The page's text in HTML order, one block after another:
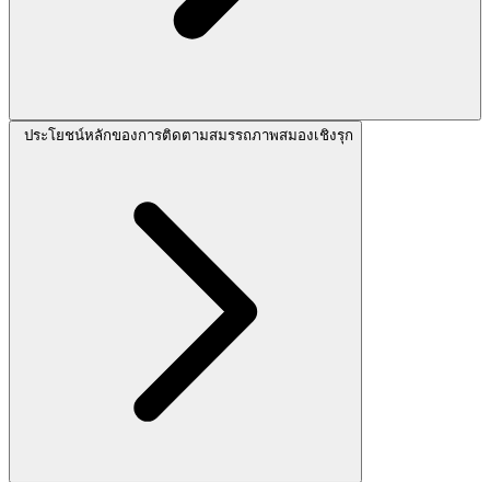
ประโยชน์หลักของการติดตามสมรรถภาพสมองเชิงรุก